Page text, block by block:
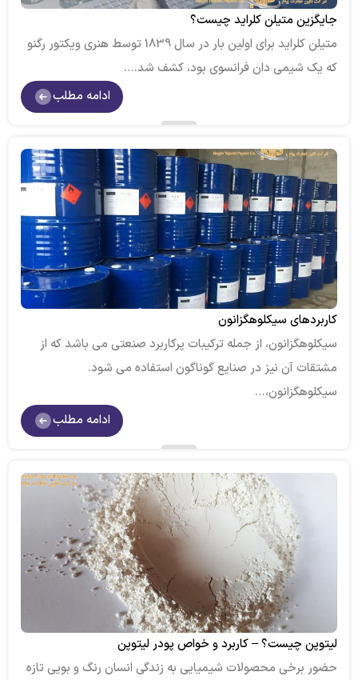
جایگزین متیلن کلراید چیست؟
متیلن کلراید برای اولین بار در سال 1839 توسط هنری ویکتور رگنو
که یک شیمی دان فرانسوی بود، کشف شد.…
ادامه مطلب
کاربردهای سیکلوهگزانون
سیکلوهگزانون، از جمله ترکیبات پرکاربرد صنعتی می باشد که از
مشتقات آن نیز در صنایع گوناگون استفاده می شود.
سیکلوهگزانون،…
ادامه مطلب
لیتوپن چیست؟ – کاربرد و خواص پودر لیتوپن
حضور برخی محصولات شیمیایی به زندگی انسان رنگ و بویی تازه